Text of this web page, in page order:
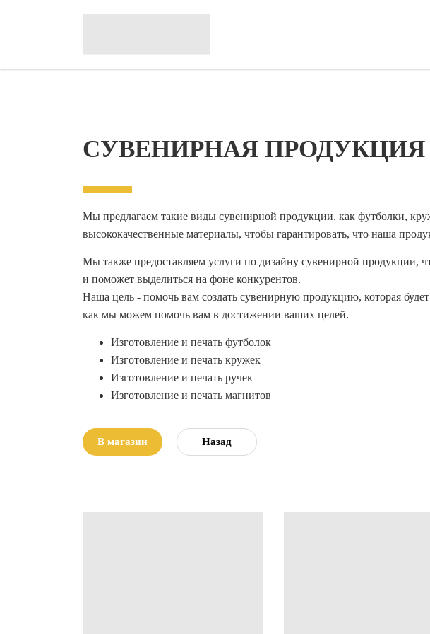
СУВЕНИРНАЯ ПРОДУКЦИЯ
Мы предлагаем такие виды сувенирной продукции, как футболки,
высококачественные материалы, чтобы гарантировать, что наша
Мы также предоставляем услуги по дизайну сувенирной продукции,
и поможет выделиться на фоне конкурентов.
Наша цель - помочь вам создать сувенирную продукцию, которая
как мы можем помочь вам в достижении ваших целей.
Изготовление и печать футболок
Изготовление и печать кружек
Изготовление и печать ручек
Изготовление и печать магнитов
В магазин Назад